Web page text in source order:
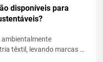
disponíveis para
ambientalmente
têxtil, levando marcas e